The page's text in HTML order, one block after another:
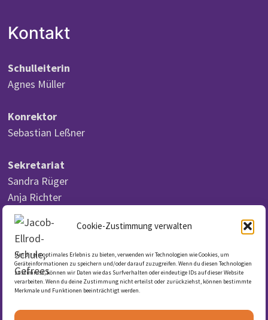
Cookie-Zustimmung verwalten
Um dir ein optimales Erlebnis zu bieten, verwenden wir Technologien wie Cookies, um
Geräteinformationen zu speichern und/oder darauf zuzugreifen. Wenn du diesen Technologien
zustimmst, können wir Daten wie das Surfverhalten oder eindeutige IDs auf dieser Website
verarbeiten. Wenn du deine Zustimmung nicht erteilst oder zurückziehst, können bestimmte
Merkmale und Funktionen beeinträchtigt werden.
Kontakt
Schulleiterin
Agnes Müller
Konrektor
Sebastian Leßner
Sekretariat
Sandra Rüger
Anja Richter
DSGVO
Datenschutzerklärung
Cookie-Richtlinie (EU)